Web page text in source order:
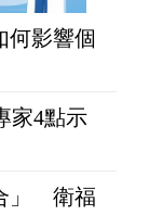
何影響個
家4點示
」 衛福